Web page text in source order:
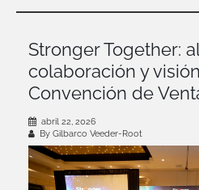
Stronger Together:
colaboración y
Convención de
abril 22, 2026
By Gilbarco Veeder-Root